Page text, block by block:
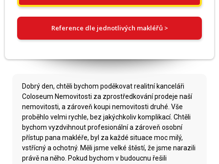
Reference dle jednotlivých makléřů >
Dobrý den, chtěli bychom poděkovat realitní kanceláři
Coloseum Nemovitosti za zprostředkování prodeje naší
nemovitosti, a zároveň koupi nemovitosti druhé. Vše
proběhlo velmi rychle, bez jakýchkoliv komplikací. Chtěli
bychom vyzdvihnout profesionální a zároveň osobní
přístup pana makléře, byl za každé situace moc milý,
vstřícný a ochotný. Měli jsme velké štěstí, že jsme narazili
právě na něho. Pokud bychom v budoucnu řešili